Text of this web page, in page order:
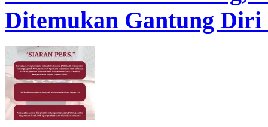
Setelah Sebulan Hilang,
Ditemukan Gantung